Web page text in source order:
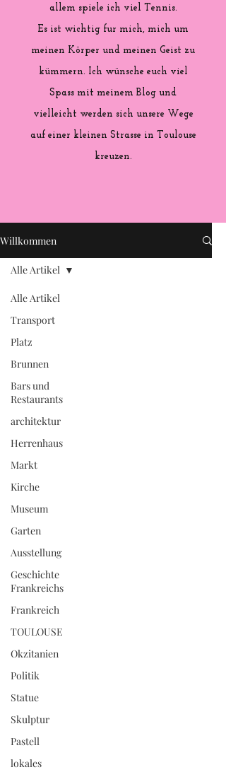
allem spiele ich viel Tennis.
Es ist wichtig fur mich, mich um
meinen Körper und meinen Geist zu
kümmern. Ich wünsche euch viel
Spass mit meinem Blog und
vielleicht werden sich unsere Wege
auf einer kleinen Strasse in Toulouse
kreuzen.
Willkommen
Alle Artikel
Transport
Platz
Brunnen
Bars und
Restaurants
architektur
Herrenhaus
Markt
Kirche
Museum
Garten
Ausstellung
Geschichte
Frankreichs
Frankreich
TOULOUSE
Okzitanien
Politik
Statue
Skulptur
Pastell
lokales
Alle Artikel